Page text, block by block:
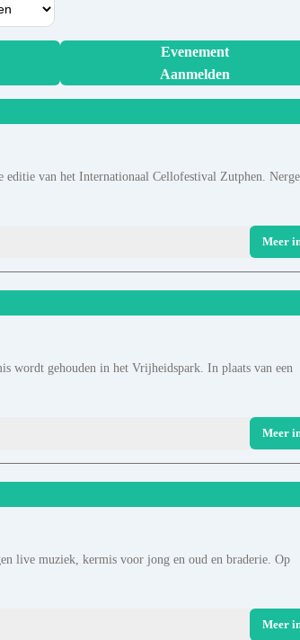
Evenement
Aanmelden
editie van het Internationaal Cellofestival Zutphen.
Meer
wordt gehouden in het Vrijheidspark. In plaats van een
Meer
live muziek, kermis voor jong en oud en braderie. Op
Meer